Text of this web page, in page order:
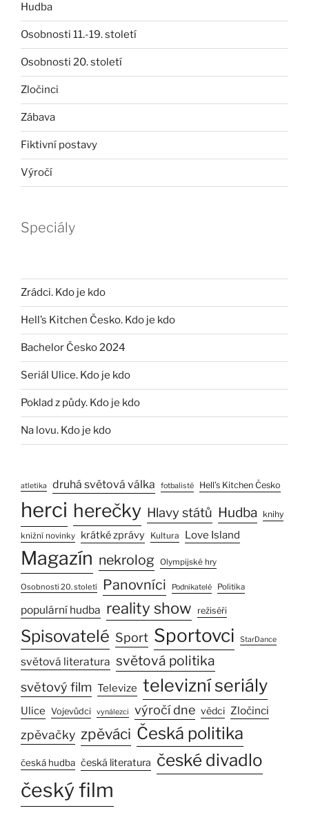
Hudba
Osobnosti 11.-19. století
Osobnosti 20. století
Zločinci
Zábava
Fiktivní postavy
Výročí
Speciály
Zrádci. Kdo je kdo
Hell’s Kitchen Česko. Kdo je kdo
Bachelor Česko 2024
Seriál Ulice. Kdo je kdo
Poklad z půdy. Kdo je kdo
Na lovu. Kdo je kdo
atletika druhá světová válka fotbalisté Hell’s Kitchen Česko
herci herečky Hlavy států Hudba knihy
knižní novinky krátké zprávy Kultura Love Island
Magazín nekrolog Olympijské hry
Osobnosti 20. století Panovníci Podnikatelé Politika
populární hudba reality show režiséři
Spisovatelé Sport Sportovci StarDance
světová literatura světová politika
světový film Televize televizní seriály
Ulice Vojevůdci vynálezci výročí dne vědci Zločinci
zpěvačky zpěváci Česká politika
česká hudba česká literatura české divadlo
český film